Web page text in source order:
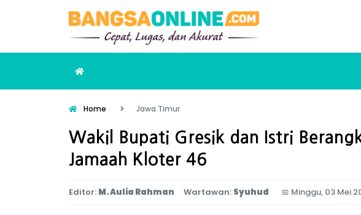
Home Jawa Timur
Wakil Bupati Gresik dan Istri
Jamaah Kloter 46
Editor: M. Aulia Rahman Wartawan: Syuhud 📅 Minggu, 03 Mei